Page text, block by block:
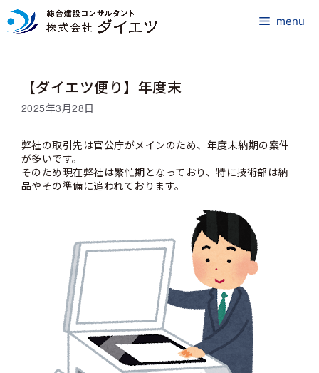
コ
ン
menu
【ダイエツ便り】年度末
2025年3月28日
弊社の取引先は官公庁がメインのため、年度末納期の案件
が多いです。
そのため現在弊社は繁忙期となっており、特に技術部は納
品やその準備に追われております。